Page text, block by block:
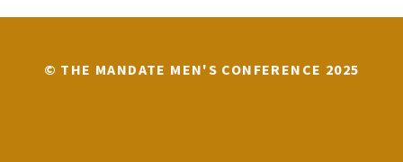
© THE MANDATE MEN'S CONFERENCE 2025